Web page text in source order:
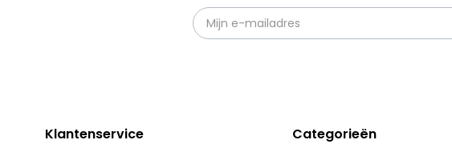
Klantenservice Categorieën